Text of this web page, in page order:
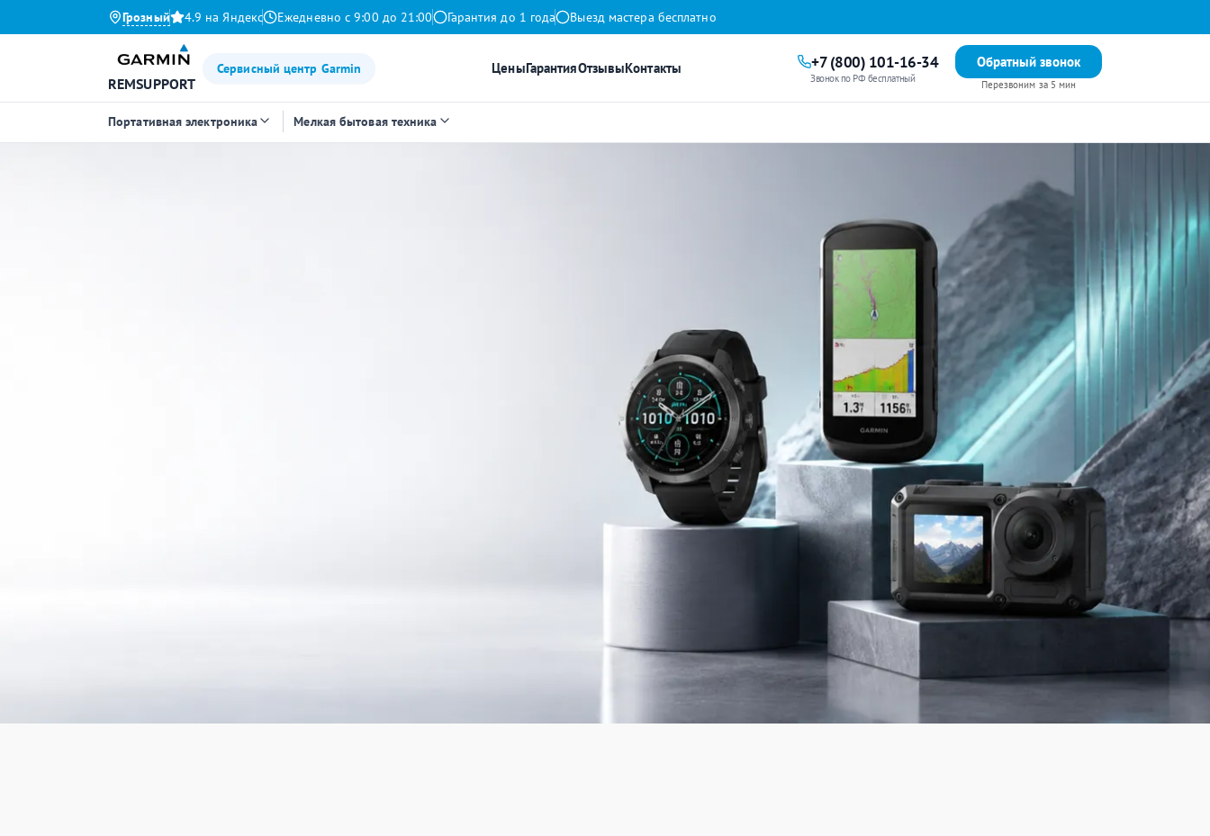
Грозный 4.9 на Яндекс Ежедневно с 9:00 до 21:00 Гарантия до 1 года Выезд мастера бесплатно
REMSUPPORT
Сервисный центр Garmin ЦеныГарантияОтзывыКонтакты +7 (800) 101-16-34
Звонок по РФ бесплатный
Обратный звонок
Перезвоним за 5 мин
Портативная электроника Мелкая бытовая техника